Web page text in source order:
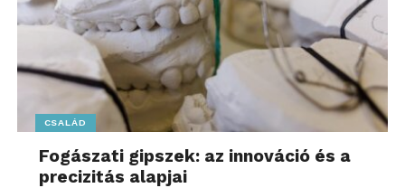
CSALÁD
Fogászati gipszek: az innováció és a
precizitás alapjai